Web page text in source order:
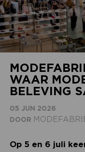
WAAR
BELEVING
05 JUN 2026
DOOR
Op 5 en 6 juli